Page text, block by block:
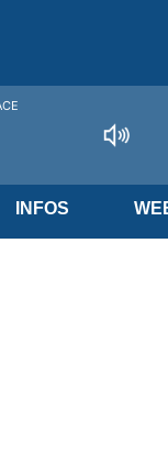
INFOS